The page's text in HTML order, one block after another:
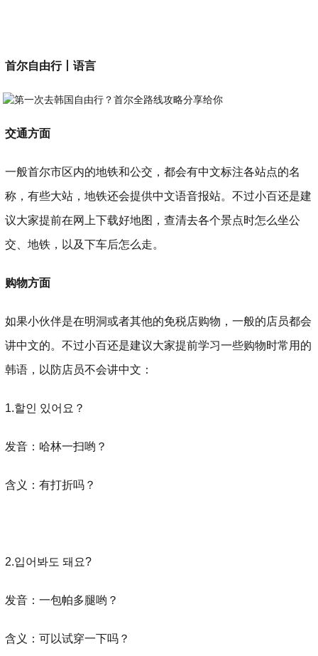
首尔自由行丨语言
交通方面
一般首尔市区内的地铁和公交，都会有中文标注各站点的名
称，有些大站，地铁还会提供中文语音报站。不过小百还是建
议大家提前在网上下载好地图，查清去各个景点时怎么坐公
交、地铁，以及下车后怎么走。
购物方面
如果小伙伴是在明洞或者其他的免税店购物，一般的店员都会
讲中文的。不过小百还是建议大家提前学习一些购物时常用的
韩语，以防店员不会讲中文：
1.할인 있어요？
发音：哈林一扫哟？
含义：有打折吗？
2.입어봐도 돼요?
发音：一包帕多腿哟？
含义：可以试穿一下吗？